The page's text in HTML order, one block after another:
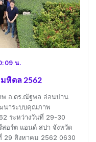
น.
หิดล 2562
อ.ดร.ณัฐพล อ่อนปาน
นาระบบคุณภาพ
ระหว่างวันที่ 29-30
อร์ต แอนด์ สปา จังหวัด
29 สิงหาคม 2562 0630